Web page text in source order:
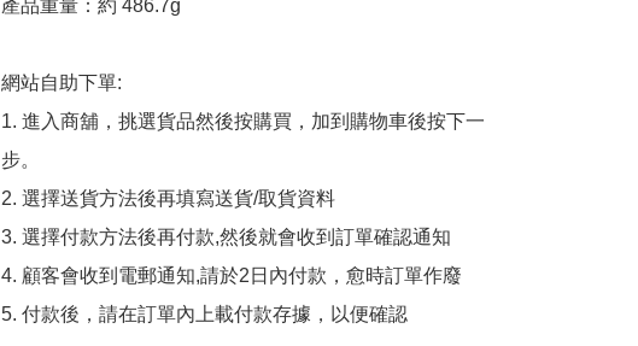
產品重量：約 486.7g
網站自助下單:
1. 進入商舖，挑選貨品然後按購買，加到購物車後按下一
步。
2. 選擇送貨方法後再填寫送貨/取貨資料
3. 選擇付款方法後再付款,然後就會收到訂單確認通知
4. 顧客會收到電郵通知,請於2日內付款，愈時訂單作廢
5. 付款後，請在訂單內上載付款存據，以便確認